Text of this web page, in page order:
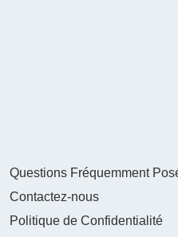
Questions Fréquemment
Contactez-nous
Politique de Confidentialité